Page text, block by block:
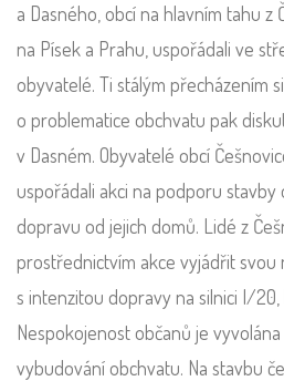
a Dasného, obcí na hlavním tahu z
na Písek a Prahu, uspořádali ve
obyvatelé. Ti stálým přecházením
o problematice obchvatu pak
v Dasném. Obyvatelé obcí
uspořádali akci na podporu
dopravu od jejich domů. Lidé z
prostřednictvím akce vyjádřit svou
s intenzitou dopravy na silnici I/
Nespokojenost občanů je
vybudování obchvatu. Na stavbu